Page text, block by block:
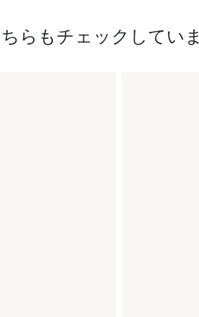
らもチェックしてい